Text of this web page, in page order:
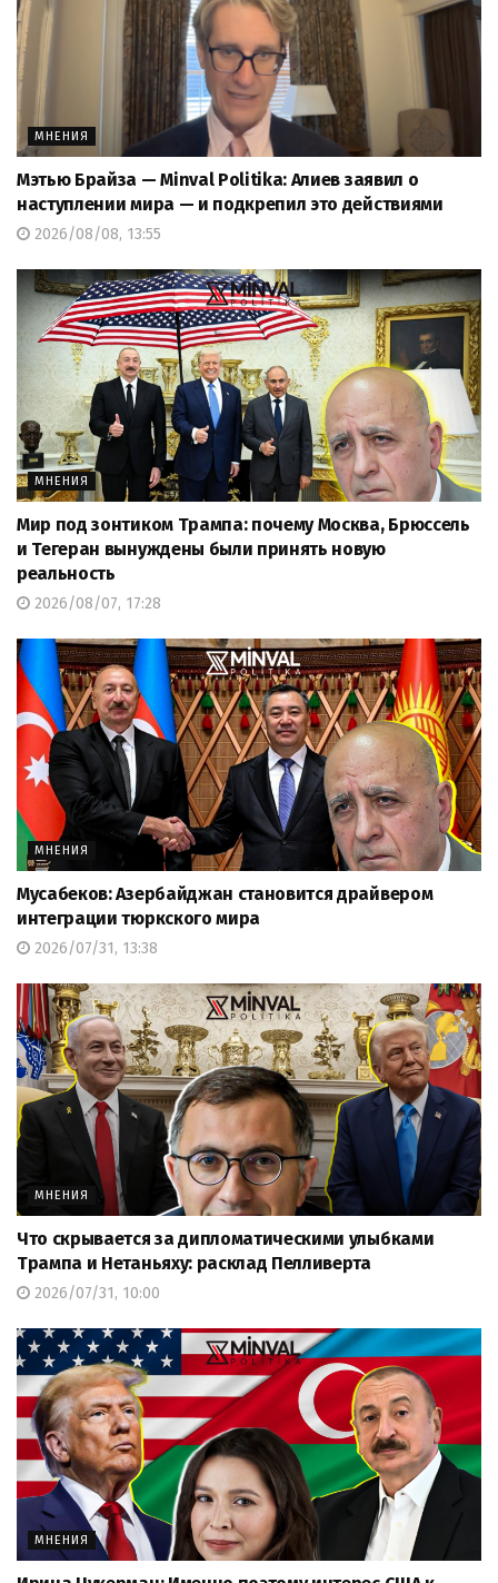
МНЕНИЯ
Мэтью Брайза — Minval Politika: Алиев заявил о
наступлении мира — и подкрепил это действиями
2026/08/08, 13:55
МНЕНИЯ
Мир под зонтиком Трампа: почему Москва, Брюссель
и Тегеран вынуждены были принять новую
реальность
2026/08/07, 17:28
МНЕНИЯ
Мусабеков: Азербайджан становится драйвером
интеграции тюркского мира
2026/07/31, 13:38
МНЕНИЯ
Что скрывается за дипломатическими улыбками
Трампа и Нетаньяху: расклад Пелливерта
2026/07/31, 10:00
МНЕНИЯ